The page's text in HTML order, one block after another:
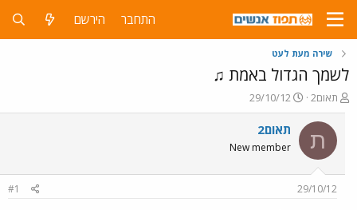
התחבר הירשם
שירה מעת לעט
לשמך הגדול באמת ♫
פ
ו
ת
ח
ה
ש
תאום2
פ
ו
ר
ם
29/10/12
ת תאום2
New member
29/10/12
#1